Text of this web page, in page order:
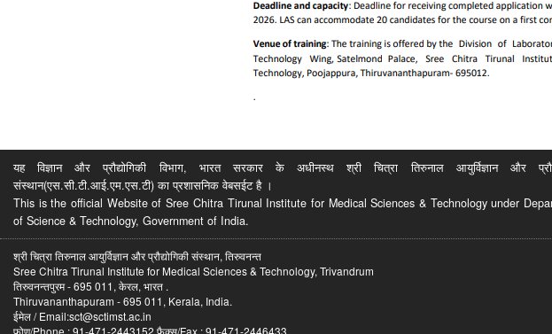
यह विज्ञान और प्रौद्योगिकी विभाग, भारत सरकार के अधीनस्थ श्री चित्रा तिरुनाल आयुर्विज्ञान और
संस्थान(एस.सी.टी.आई.एम.एस.टी) का प्रशासनिक वेबसईट है ।
This is the official Website of Sree Chitra Tirunal Institute for Medical Sciences & Technology under
of Science & Technology, Government of India.
श्री चित्रा तिरुनाल आयुर्विज्ञान और प्रौद्योगिकी संस्थान, तिरुवनन्त
Sree Chitra Tirunal Institute for Medical Sciences & Technology, Trivandrum
तिरुवनन्तपुरम - 695 011, केरल, भारत .
Thiruvananthapuram - 695 011, Kerala, India.
ईमेल / Email:sct@sctimst.ac.in
फोण/Phone : 91-471-2443152 फैक्स/Fax : 91-471-2446433